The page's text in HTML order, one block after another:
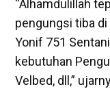
“Alhamdulillah
pengungsi tiba
Yonif 751
kebutuhan
Velbed, dll,”